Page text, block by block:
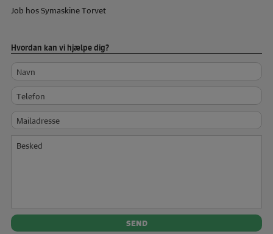
Job hos Symaskine Torvet
Hvordan kan vi hjælpe dig?
Navn
Telefon
Mailadresse
Besked